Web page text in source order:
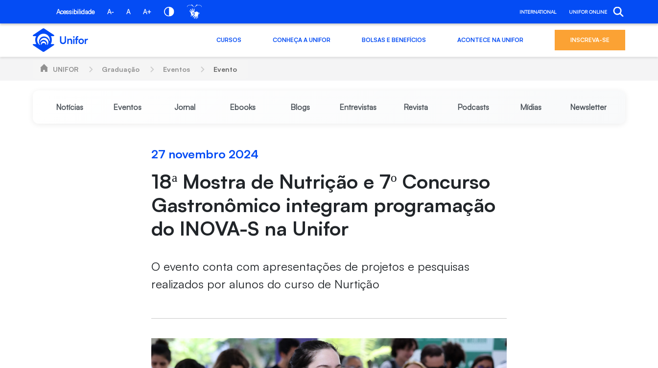
Pular para o Conteúdo principal
Acessibilidade A- A A+ INTERNATIONAL UNIFOR ONLINE
CURSOS CONHEÇA A UNIFOR BOLSAS E BENEFÍCIOS ACONTECE NA UNIFOR INSCREVA-SE
UNIFOR Graduação Eventos Evento
Notícias Eventos Jornal Ebooks Blogs Entrevistas Revista Podcasts Mídias Newsletter
27 novembro 2024
18ª Mostra de Nutrição e 7º Concurso
Gastronômico integram programação
do INOVA-S na Unifor
O evento conta com apresentações de projetos e pesquisas
realizados por alunos do curso de Nurtição